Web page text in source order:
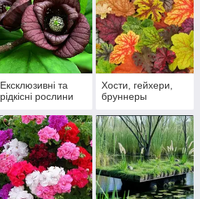
Ексклюзивні та
рідкісні рослини
Хости, гейхери,
бруннеры